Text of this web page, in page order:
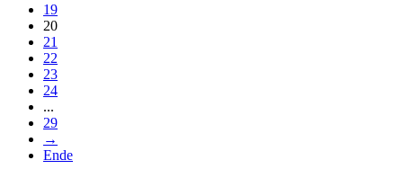
19
20
21
22
23
24
...
29
→
Ende